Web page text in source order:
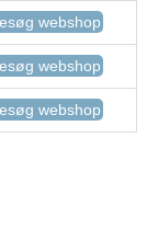
webshop
webshop
webshop